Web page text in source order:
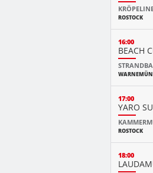
ROSTOCK
16:00
BEACH
17:00
YARO
ROSTOCK
18:00